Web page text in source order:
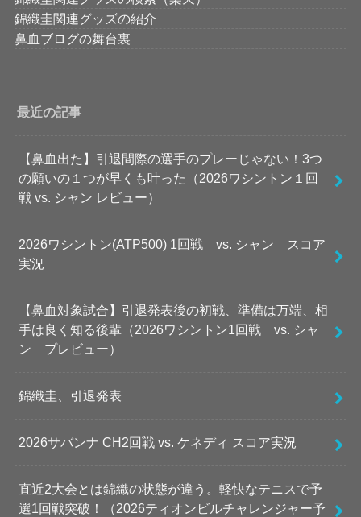
錦織圭関連グッズの紹介
鼻血ブログの舞台裏
最近の記事
【鼻血出た】引退間際の選手のプレーじゃない！3つ
の願いの１つが早くも叶った（2026ワシントン１回
戦 vs. シャン レビュー）
2026ワシントン(ATP500) 1回戦 vs. シャン スコア
実況
【鼻血対象試合】引退発表後の初戦、準備は万端、相
手は良く知る後輩（2026ワシントン1回戦 vs. シャ
ン プレビュー）
錦織圭、引退発表
2026サバンナ CH2回戦 vs. ケネディ スコア実況
直近2大会とは錦織の状態が違う。軽快なテニスで予
選1回戦突破！（2026ティオンビルチャレンジャー予